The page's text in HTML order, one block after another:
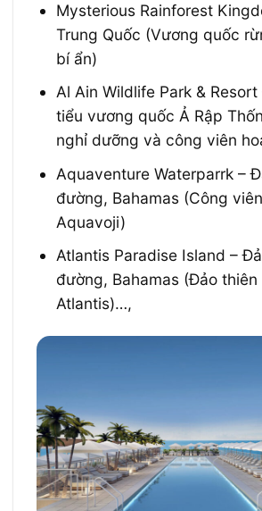
Mysterious Rainforest
Trung Quốc (Vương quốc
bí ẩn)
Al Ain Wildlife Park &
tiểu vương quốc Ả Rập
nghỉ dưỡng và công viên
Aquaventure Waterparrk –
đường, Bahamas (Công
Aquavoji)
Atlantis Paradise Island –
đường, Bahamas (Đảo
Atlantis)…,